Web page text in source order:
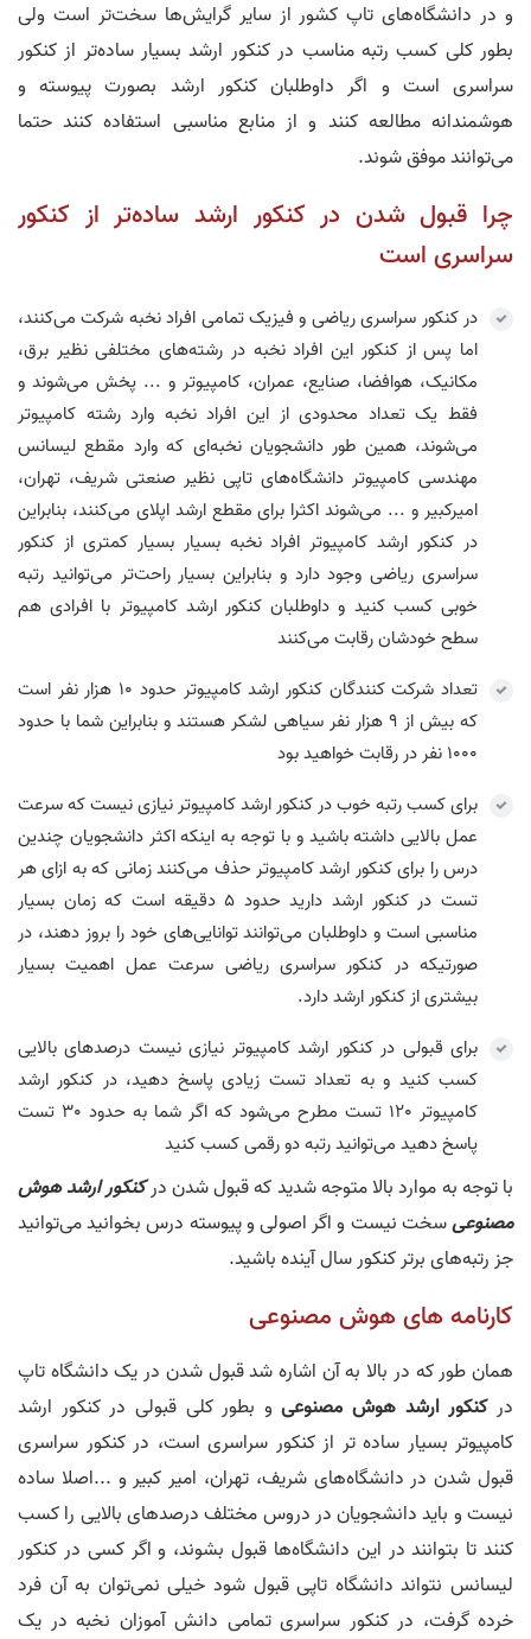
و در دانشگاه‌های تاپ کشور از سایر گرایش‌ها سخت‌تر است ولی
بطور کلی کسب رتبه مناسب در کنکور ارشد بسیار ساده‌تر از کنکور
سراسری است و اگر داوطلبان کنکور ارشد بصورت پیوسته و
هوشمندانه مطالعه کنند و از منابع مناسبی استفاده کنند حتما
می‌توانند موفق شوند.
چرا قبول شدن در کنکور ارشد ساده‌تر از کنکور
سراسری است
در کنکور سراسری ریاضی و فیزیک تمامی افراد نخبه شرکت می‌کنند،
اما پس از کنکور این افراد نخبه در رشته‌های مختلفی نظیر برق،
مکانیک، هوافضا، صنایع، عمران، کامپیوتر و ... پخش می‌شوند و
فقط یک تعداد محدودی از این افراد نخبه وارد رشته کامپیوتر
می‌شوند، همین طور دانشجویان نخبه‌ای که وارد مقطع لیسانس
مهندسی کامپیوتر دانشگاه‌های تاپی نظیر صنعتی شریف، تهران،
امیرکبیر و ... می‌شوند اکثرا برای مقطع ارشد اپلای می‌کنند، بنابراین
در کنکور ارشد کامپیوتر افراد نخبه بسیار بسیار کمتری از کنکور
سراسری ریاضی وجود دارد و بنابراین بسیار راحت‌تر می‌توانید رتبه‌
خوبی کسب کنید و داوطلبان کنکور ارشد کامپیوتر با افرادی هم
سطح خودشان رقابت می‌کنند
تعداد شرکت کنندگان کنکور ارشد کامپیوتر حدود 10 هزار نفر است
که بیش از 9 هزار نفر سیاهی لشکر هستند و بنابراین شما با حدود
1000 نفر در رقابت خواهید بود
برای کسب رتبه خوب در کنکور ارشد کامپیوتر نیازی نیست که سرعت
عمل بالایی داشته باشید و با توجه به اینکه اکثر دانشجویان چندین
درس را برای کنکور ارشد کامپیوتر حذف می‌کنند زمانی که به ازای هر
تست در کنکور ارشد دارید حدود 5 دقیقه است که زمان بسیار
مناسبی است و داوطلبان می‌توانند توانایی‌های خود را بروز دهند، در
صورتیکه در کنکور سراسری ریاضی سرعت عمل اهمیت بسیار
بیشتری از کنکور ارشد دارد.
برای قبولی در کنکور ارشد کامپیوتر نیازی نیست درصدهای بالایی
کسب کنید و به تعداد تست زیادی پاسخ دهید، در کنکور ارشد
کامپیوتر 120 تست مطرح می‌شود که اگر شما به حدود 30 تست
پاسخ دهید می‌توانید رتبه دو رقمی کسب کنید
با توجه به موارد بالا متوجه شدید که قبول شدن درکنکور ارشد هوش
مصنوعیسخت نیست و اگر اصولی و پیوسته درس بخوانید می‌توانید
جز رتبه‌های برتر کنکور سال آینده باشید.
کارنامه های هوش مصنوعی
همان طور که در بالا به آن اشاره شد قبول شدن در یک دانشگاه تاپ
درکنکور ارشد هوش مصنوعیو بطور کلی قبولی در کنکور ارشد
کامپیوتر بسیار ساده تر از کنکور سراسری است، در کنکور سراسری
قبول شدن در دانشگاه‌های شریف، تهران، امیر کبیر و ...اصلا ساده
نیست و باید دانشجویان در دروس مختلف درصدهای بالایی را کسب
کنند تا بتوانند در این دانشگاه‌ها قبول بشوند، و اگر کسی در کنکور
لیسانس نتواند دانشگاه تاپی قبول شود خیلی نمی‌توان به آن فرد
خرده گرفت، در کنکور سراسری تمامی دانش آموزان نخبه در یک